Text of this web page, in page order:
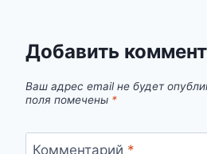
Добавить
Ваш адрес email не будет
поля помечены *
Комментарий *